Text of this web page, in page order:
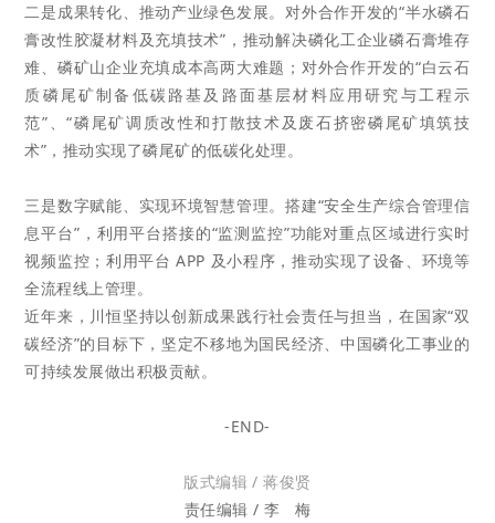
二是成果转化、推动产业绿色发展。对外合作开发的“半水磷石
膏改性胶凝材料及充填技术”，推动解决磷化工企业磷石膏堆存
难、磷矿山企业充填成本高两大难题；对外合作开发的“白云石
质磷尾矿制备低碳路基及路面基层材料应用研究与工程示
范”、“磷尾矿调质改性和打散技术及废石挤密磷尾矿填筑技
术”，推动实现了磷尾矿的低碳化处理。
三是数字赋能、实现环境智慧管理。搭建“安全生产综合管理信
息平台”，利用平台搭接的“监测监控”功能对重点区域进行实时
视频监控；利用平台 APP 及小程序，推动实现了设备、环境等
全流程线上管理。
近年来，川恒坚持以创新成果践行社会责任与担当，在国家“双
碳经济”的目标下， 坚定不移地为国民经济、中国磷化工事业的
可持续发展做出积极贡献。
-END-
版式编辑 / 蒋俊贤
责任编辑 / 李 梅